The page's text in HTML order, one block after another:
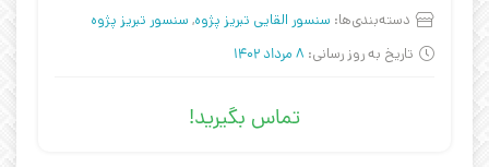
دسته‌بندی‌ها: سنسور القایی تبریز پژوه, سنسور تبریز پژوه
تاریخ به روز رسانی: 8 مرداد 1402
تماس بگیرید!